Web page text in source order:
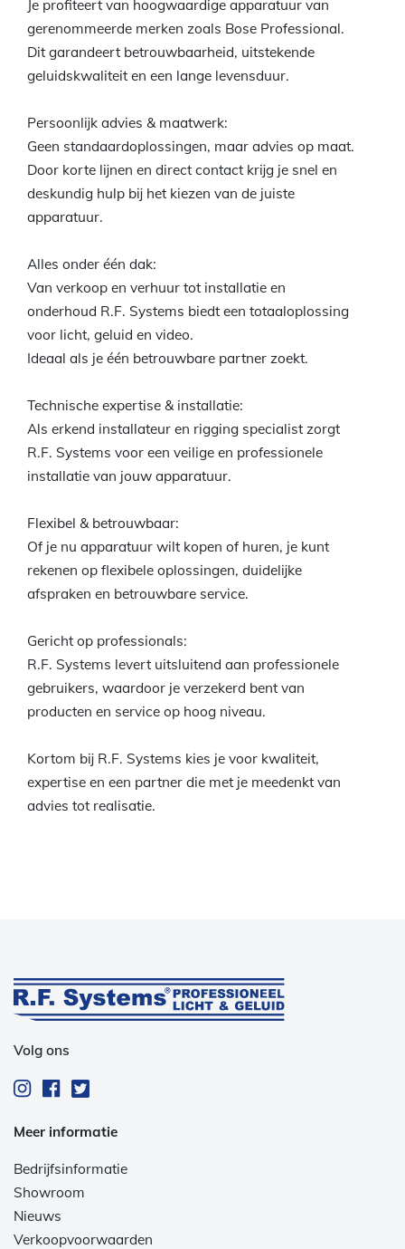
Je profiteert van hoogwaardige apparatuur van
gerenommeerde merken zoals Bose Professional.
Dit garandeert betrouwbaarheid, uitstekende
geluidskwaliteit en een lange levensduur.
Persoonlijk advies & maatwerk:
Geen standaardoplossingen, maar advies op maat.
Door korte lijnen en direct contact krijg je snel en
deskundig hulp bij het kiezen van de juiste
apparatuur.
Alles onder één dak:
Van verkoop en verhuur tot installatie en
onderhoud R.F. Systems biedt een totaaloplossing
voor licht, geluid en video.
Ideaal als je één betrouwbare partner zoekt.
Technische expertise & installatie:
Als erkend installateur en rigging specialist zorgt
R.F. Systems voor een veilige en professionele
installatie van jouw apparatuur.
Flexibel & betrouwbaar:
Of je nu apparatuur wilt kopen of huren, je kunt
rekenen op flexibele oplossingen, duidelijke
afspraken en betrouwbare service.
Gericht op professionals:
R.F. Systems levert uitsluitend aan professionele
gebruikers, waardoor je verzekerd bent van
producten en service op hoog niveau.
Kortom bij R.F. Systems kies je voor kwaliteit,
expertise en een partner die met je meedenkt van
advies tot realisatie.
Volg ons
Meer informatie
Bedrijfsinformatie
Showroom
Nieuws
Verkoopvoorwaarden